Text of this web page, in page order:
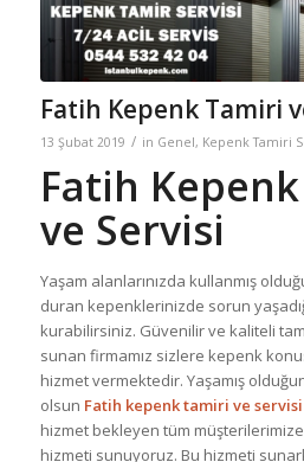
Fatih Kepenk Tamiri
13 Şubat 2019 / in Genel, Kepenk Tamiri
Fatih
ve Servisi
Yaşam alanlarınızda kullanmış
duran kepenklerinizde sorun
kurabilirsiniz. Güvenilir ve kaliteli
sunan firmamız sizlere kepenk
hizmet vermektedir. Yaşamış
olsun Fatih kepenk tamiri ve servisi
hizmet bekleyen tüm müşterilerimize
hizmeti sunuyoruz. Bu hizmeti